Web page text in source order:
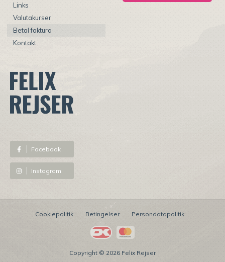
Links
Valutakurser
Betal faktura
Kontakt
Facebook
Instagram
Copyright © 2026 Felix Rejser
Cookiepolitik Betingelser Persondatapolitik